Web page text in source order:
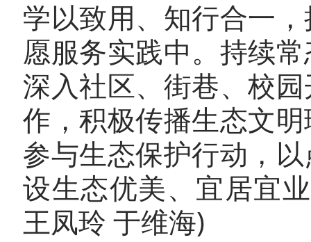
学以致用、知行合一
愿服务实践中。持续
深入社区、街巷、校
作，积极传播生态文
参与生态保护行动，
设生态优美、宜居宜
王凤玲 于维海)